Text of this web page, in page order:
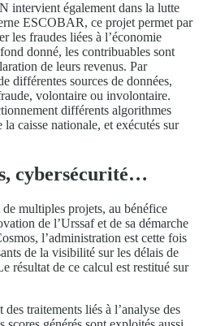
intervient également dans la lutte
ESCOBAR, ce projet permet par
les fraudes liées à l’économie
donné, les contribuables sont
de leurs revenus. Par
différentes sources de données,
volontaire ou involontaire.
différents algorithmes
caisse nationale, et exécutés sur
cybersécurité…
multiples projets, au bénéfice
de l’Urssaf et de sa démarche
l’administration est cette fois
de la visibilité sur les délais de
résultat de ce calcul est restitué sur
traitements liés à l’analyse des